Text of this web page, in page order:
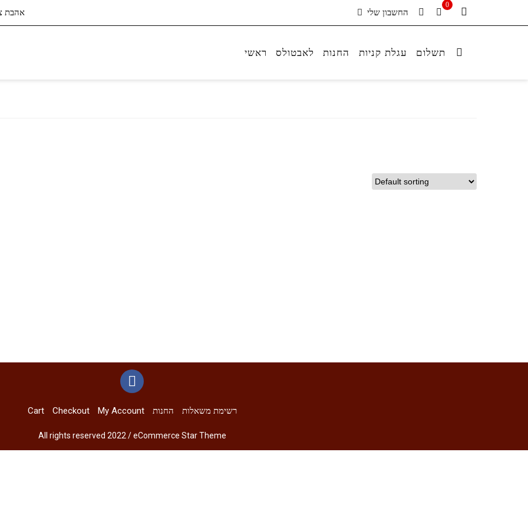
אהבת ציון 4, החשבון שלי
0
ראשי לאבטולס החנות עגלת קניות תשלום
Cart Checkout My Account החנות רשימת משאלות
All rights reserved 2022 / eCommerce Star Theme